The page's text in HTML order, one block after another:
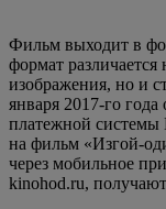
Фильм выходит в
формат различается
изображения, но и
января 2017-го
платежной системы
на фильм «Изгой-
через мобильное
kinohod.ru,